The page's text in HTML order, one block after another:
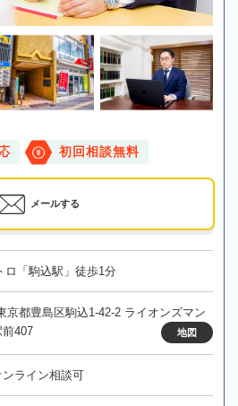
初回相談無料
メールする
ロ「駒込駅」徒歩1分
京都豊島区駒込1-42-2 ライオンズマン
407
地図
ライン相談可